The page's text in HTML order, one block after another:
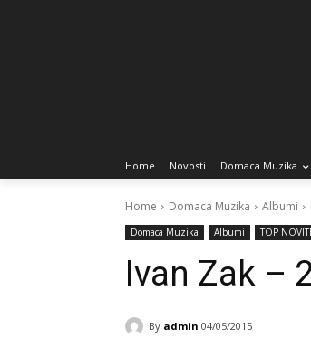
Home Novosti Domaca Muzika
Home Domaca Muzika Albumi
Domaca Muzika Albumi TOP
Ivan Zak –
By admin 04/05/2015